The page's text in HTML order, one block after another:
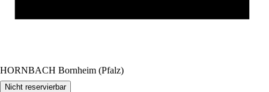
HORNBACH Bornheim (Pfalz)
Nicht reservierbar